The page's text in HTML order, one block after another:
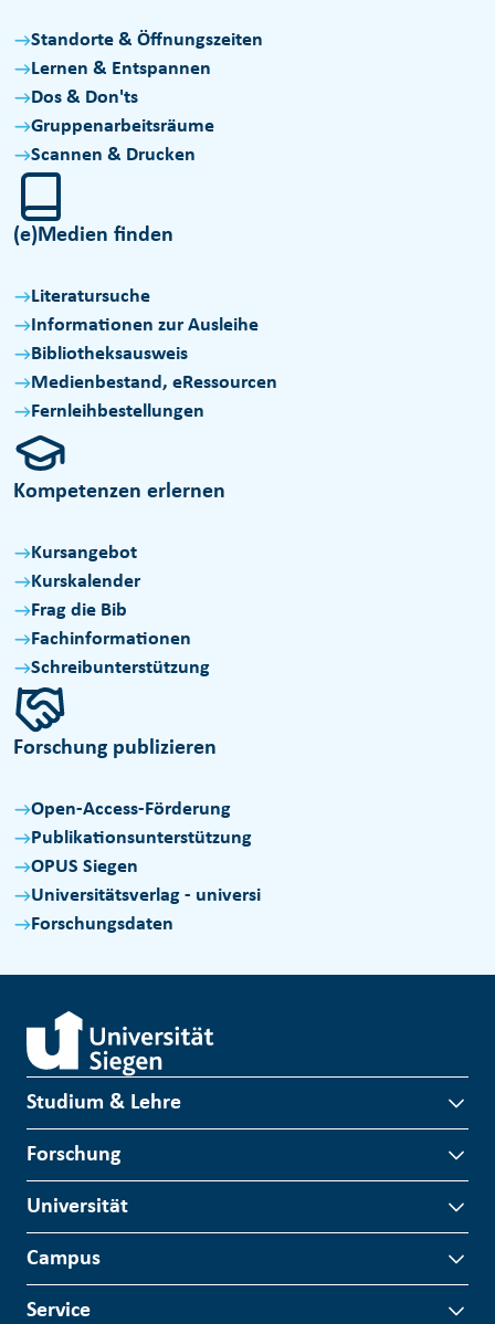
Standorte & Öffnungszeiten
Lernen & Entspannen
Dos & Don'ts
Gruppenarbeitsräume
Scannen & Drucken
(e)Medien finden
Literatursuche
Informationen zur Ausleihe
Bibliotheksausweis
Medienbestand, eRessourcen
Fernleihbestellungen
Kompetenzen erlernen
Kursangebot
Kurskalender
Frag die Bib
Fachinformationen
Schreibunterstützung
Forschung publizieren
Open-Access-Förderung
Publikationsunterstützung
OPUS Siegen
Universitätsverlag - universi
Forschungsdaten
Studium & Lehre
Forschung
Universität
Campus
Service